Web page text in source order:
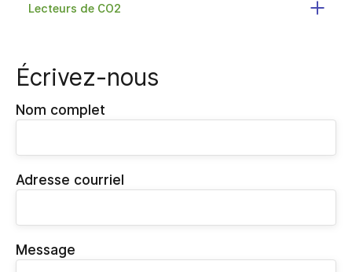
Lecteurs de CO2
Écrivez-nous
Nom complet
Adresse courriel
Message